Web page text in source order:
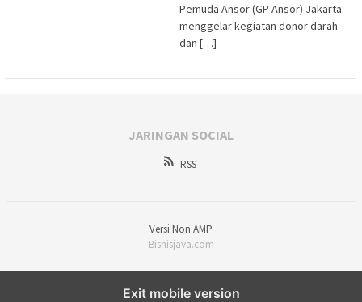
Pemuda Ansor (GP Ansor) Jakarta
menggelar kegiatan donor darah
dan […]
JARINGAN SOCIAL
RSS
Versi Non AMP
Bisnisjava.com
Exit mobile version